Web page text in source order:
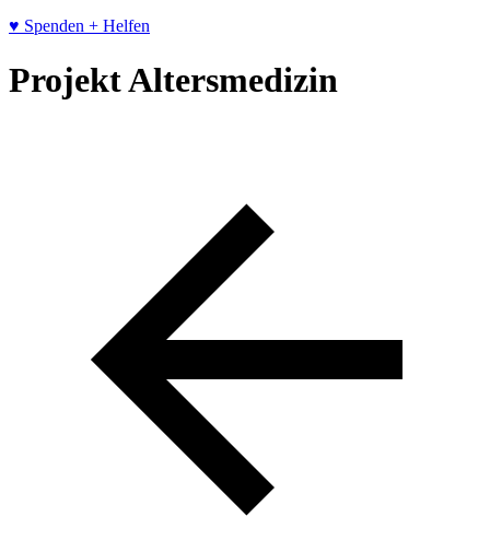
♥ Spenden + Helfen
Projekt Altersmedizin